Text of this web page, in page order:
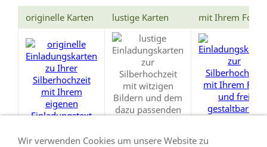
originelle Karten lustige Karten mit Ihrem Foto
Wir verwenden Cookies um unsere Website zu